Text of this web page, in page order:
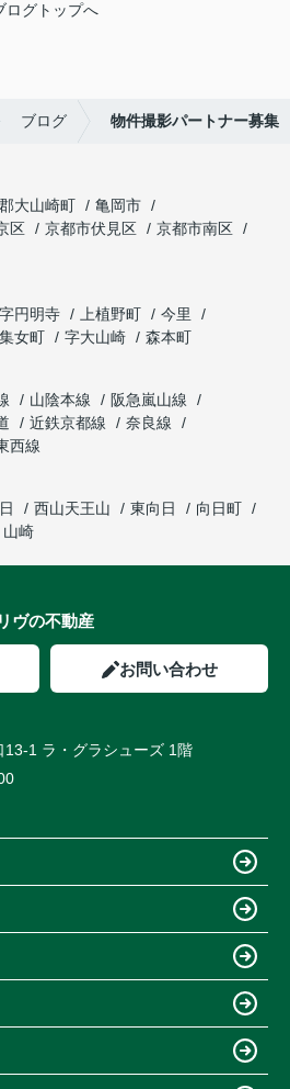
ログトップへ
ブログ 物件撮影パートナー募集
大山崎町
亀岡市
区 京都市伏見区
京都市南区
字円明寺 上植野町
今里
女町 字大山崎
森本町
山陰本線
阪急嵐山線
近鉄京都線
奈良線
西線
西山天王山 東向日
向日町
山崎
リヴの不動産
お問い合わせ
1 ラ・グラシューズ 1階